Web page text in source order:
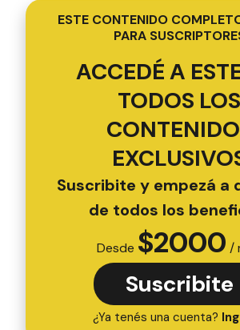
ESTE CONTENIDO
PARA
ACCEDÉ A
TODOS LOS
Suscribite y empezá a
de todos los
Desde $2000 /
Suscribite
¿Ya tenés una cuenta?